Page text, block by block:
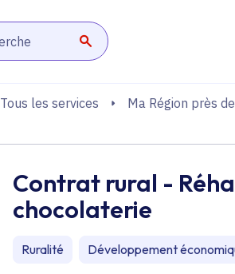
Lancer la recherche
Tous les services Ma Région près
Contrat rural -
chocolaterie
Ruralité Développement